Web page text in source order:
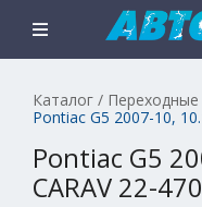
Каталог / Переходные
Pontiac G5 2007-10,
Pontiac G5
CARAV 22-470